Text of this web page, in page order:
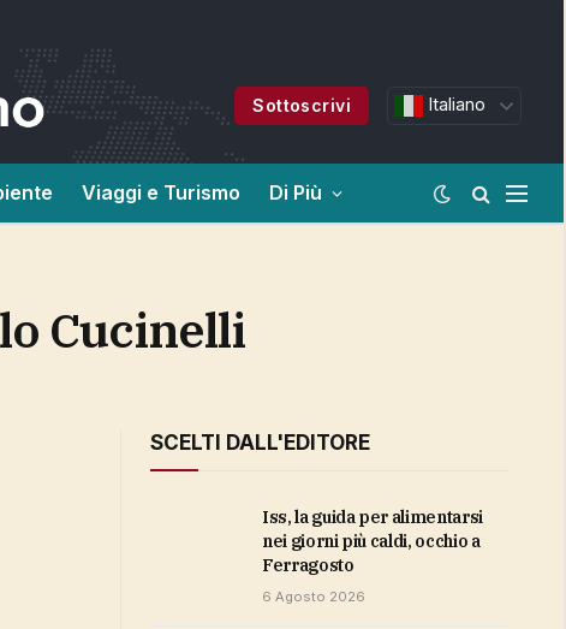
Sottoscrivi Italiano
Viaggi e Turismo Di Più
Cucinelli
SCELTI DALL'EDITORE
Iss, la guida per alimentarsi
nei giorni più caldi, occhio a
Ferragosto
6 Agosto 2026